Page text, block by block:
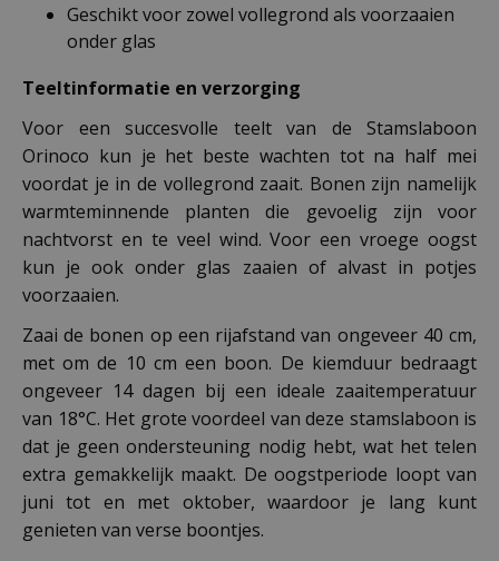
Geschikt voor zowel vollegrond als voorzaaien
onder glas
Teeltinformatie en verzorging
Voor een succesvolle teelt van de Stamslaboon
Orinoco kun je het beste wachten tot na half mei
voordat je in de vollegrond zaait. Bonen zijn namelijk
warmteminnende planten die gevoelig zijn voor
nachtvorst en te veel wind. Voor een vroege oogst
kun je ook onder glas zaaien of alvast in potjes
voorzaaien.
Zaai de bonen op een rijafstand van ongeveer 40 cm,
met om de 10 cm een boon. De kiemduur bedraagt
ongeveer 14 dagen bij een ideale zaaitemperatuur
van 18°C. Het grote voordeel van deze stamslaboon is
dat je geen ondersteuning nodig hebt, wat het telen
extra gemakkelijk maakt. De oogstperiode loopt van
juni tot en met oktober, waardoor je lang kunt
genieten van verse boontjes.